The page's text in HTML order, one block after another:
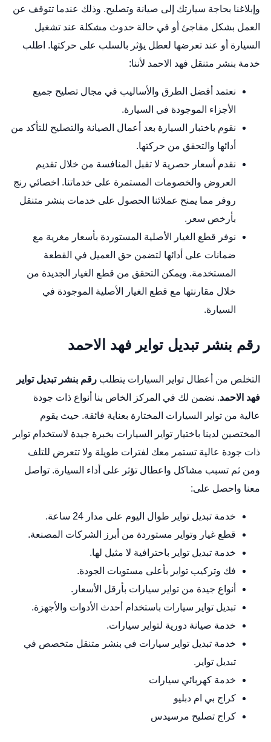
وإبلاغنا بحاجة سيارتك إلى صيانة وتصليح. وذلك عندما تتوقف عن
العمل بشكل مفاجئ أو في حالة حدوث مشكلة عند تشغيل
السيارة أو عند تعرضها لعطل يؤثر بالسلب على حركتها. اطلب
خدمة بنشر متنقل فهد الاحمد لأننا:
نعتمد أفضل الطرق والأساليب في مجال تصليح جميع
الأجزاء الموجودة في السيارة.
نقوم باختبار السيارة بعد أعمال الصيانة والتصليح للتأكد من
أدائها والتحقق من حركتها.
نقدم أسعار حصرية لا تقبل المنافسة من خلال تقديم
العروض والخصومات المستمرة على خدماتنا. اخصائي رنج
روفر مما يمنح عملائنا الحصول على خدمات بنشر متنقل
بأرخص سعر.
نوفر قطع الغيار الأصلية المستوردة بأسعار مغرية مع
ضمانات على أدائها لتضمن حق العميل في القطعة
المستخدمة. ويمكن التحقق من قطع الغيار الجديدة من
خلال مقارنتها مع قطع الغيار الأصلية الموجودة في
السيارة.
رقم بنشر تبديل تواير فهد الاحمد
التخلص من أعطال تواير السيارات يتطلب رقم بنشر تبديل تواير
فهد الاحمد. نضمن لك في المركز الخاص بنا أنواع ذات جودة
عالية من تواير السيارات المختارة بعناية فائقة. حيث يقوم
المختصين لدينا باختيار تواير السيارات بخبرة جيدة لاستخدام تواير
ذات جودة عالية تستمر معك لفترات طويلة ولا تتعرض للتلف
ومن ثم تسبب مشاكل واعطال تؤثر على أداء السيارة. تواصل
معنا واحصل على:
خدمة تبديل تواير طوال اليوم على مدار 24 ساعة.
قطع غيار وتواير مستوردة من أبرز الشركات المصنعة.
خدمة تبديل تواير باحترافية لا مثيل لها.
فك وتركيب تواير بأعلى مستويات الجودة.
أنواع جيدة من تواير سيارات بأرقل الأسعار.
تبديل تواير سيارات باستخدام أحدث الأدوات والأجهزة.
خدمة صيانة دورية لتواير سيارات.
خدمة تبديل تواير سيارات في بنشر متنقل متخصص في
تبديل تواير.
خدمة كهربائي سيارات
كراج بي ام دبليو
كراج تصليح مرسيدس